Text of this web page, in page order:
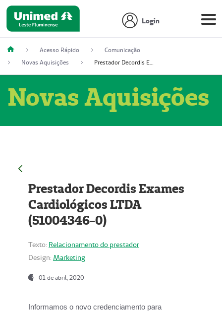
Login
Acesso Rápido
Comunicação
Novas Aquisições
Prestador Decordis Exames Cardiológicos LTDA (51004346-0)
Novas Aquisições
Prestador Decordis Exames
Cardiológicos LTDA
(51004346-0)
Texto: Relacionamento do prestador
Design: Marketing
01 de abril, 2020
Informamos o novo credenciamento para